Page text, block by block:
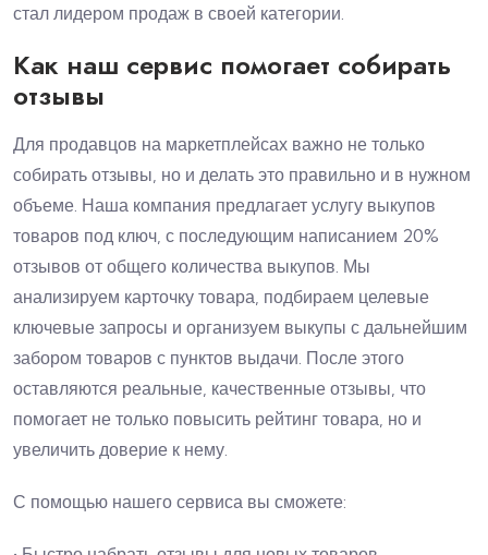
стал лидером продаж в своей категории.
Как наш сервис помогает собирать
отзывы
Для продавцов на маркетплейсах важно не только
собирать отзывы, но и делать это правильно и в нужном
объеме. Наша компания предлагает услугу выкупов
товаров под ключ, с последующим написанием 20%
отзывов от общего количества выкупов. Мы
анализируем карточку товара, подбираем целевые
ключевые запросы и организуем выкупы с дальнейшим
забором товаров с пунктов выдачи. После этого
оставляются реальные, качественные отзывы, что
помогает не только повысить рейтинг товара, но и
увеличить доверие к нему.
С помощью нашего сервиса вы сможете: